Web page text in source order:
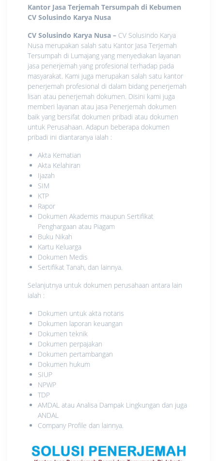
Kantor Jasa Terjemah Tersumpah di Kebumen
CV Solusindo Karya Nusa
CV Solusindo Karya Nusa – CV Solusindo Karya
Nusa merupakan salah satu Kantor Jasa Terjemah
Tersumpah di Lumajang yang menyediakan layanan
jasa penerjemah yang profesional terhadap pada
masyarakat. Kami juga merupakan salah satu kantor
penerjemah profesional di dalam bidang penerjemah
lisan atau penerjemah dokumen. Disini kami juga
memberi layanan atau jasa Penerjemah dokumen
baik yang bersifat dokumen pribadi atau dokumen
untuk Perusahaan. Adapun beberapa dokumen
pribadi ini diantaranya ialah :
Akta Kematian
Akta Kelahiran
Ijazah
SIM
KTP
Rapor
Dokumen Akademis maupun Sertifikat
Penghargaan atau Piagam
Buku Nikah
Kartu Keluarga
Dokumen Medis
Sertifikat Tanah, dan lainnya.
Selanjutnya untuk dokumen perusahaan antara lain
ialah :
Dokumen untuk akta notaris
Dokumen laporan keuangan
Dokumen teknik
Dokumen perpajakan
Dokumen pertambangan
Dokumen hukum
SIUP
NPWP
TDP
AMDAL atau Analisa Dampak Lingkungan dan juga
ANDAL
Company Profile dan lainnya.